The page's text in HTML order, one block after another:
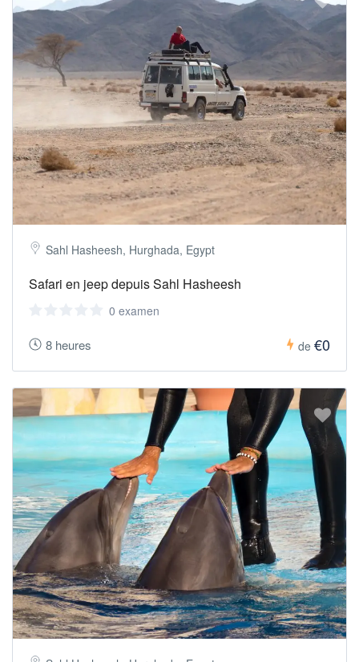
Sahl Hasheesh, Hurghada, Egypt
Safari en jeep depuis Sahl Hasheesh
0 examen
8 heures de €0